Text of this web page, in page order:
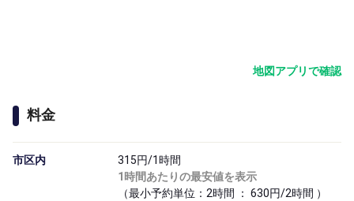
地図アプリで確認
料金
市区内
315円/1時間
1時間あたりの最安値を表示
（最小予約単位：2時間 ： 630円/2時間 ）